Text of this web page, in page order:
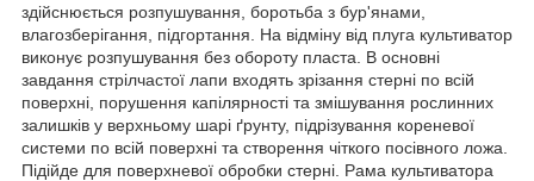
здійснюється розпушування, боротьба з бур'янами,
влагозберігання, підгортання. На відміну від плуга культиватор
виконує розпушування без обороту пласта. В основні
завдання стрілчастої лапи входять зрізання стерні по всій
поверхні, порушення капілярності та змішування рослинних
залишків у верхньому шарі ґрунту, підрізування кореневої
системи по всій поверхні та створення чіткого посівного ложа.
Підійде для поверхневої обробки стерні. Рама культиватора